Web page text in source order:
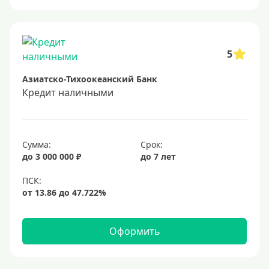
Способы выдачи
Не выходя из дома
С доставкой на дом
Наличными
В долларах США
В евро
Заемщики
5
Азиатско-Тихоокеанский Банк
Кредит наличными
Сумма:
до 3 000 000 ₽
Срок:
до 7 лет
Оформить